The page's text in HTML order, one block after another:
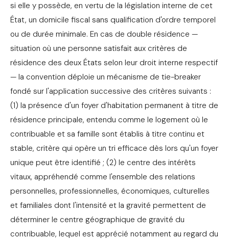
si elle y possède, en vertu de la législation interne de cet
État, un domicile fiscal sans qualification d'ordre temporel
ou de durée minimale. En cas de double résidence —
situation où une personne satisfait aux critères de
résidence des deux États selon leur droit interne respectif
— la convention déploie un mécanisme de tie-breaker
fondé sur l'application successive des critères suivants :
(1) la présence d'un foyer d'habitation permanent à titre de
résidence principale, entendu comme le logement où le
contribuable et sa famille sont établis à titre continu et
stable, critère qui opère un tri efficace dès lors qu'un foyer
unique peut être identifié ; (2) le centre des intérêts
vitaux, appréhendé comme l'ensemble des relations
personnelles, professionnelles, économiques, culturelles
et familiales dont l'intensité et la gravité permettent de
déterminer le centre géographique de gravité du
contribuable, lequel est apprécié notamment au regard du